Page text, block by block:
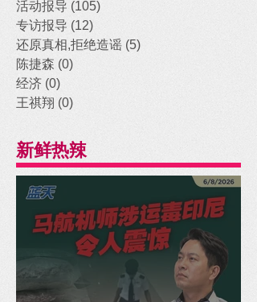
活动报导 (105)
专访报导 (12)
还原真相,拒绝造谣 (5)
陈捷森 (0)
经济 (0)
王祺翔 (0)
新鲜热辣